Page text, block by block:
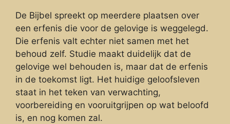
De Bijbel spreekt op meerdere plaatsen over
een erfenis die voor de gelovige is weggelegd.
Die erfenis valt echter niet samen met het
behoud zelf. Studie maakt duidelijk dat de
gelovige wel behouden is, maar dat de erfenis
in de toekomst ligt. Het huidige geloofsleven
staat in het teken van verwachting,
voorbereiding en vooruitgrijpen op wat beloofd
is, en nog komen zal.